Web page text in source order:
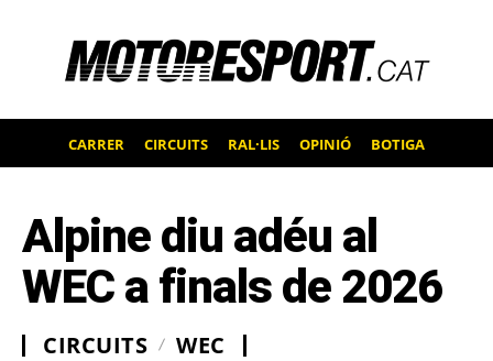
CARRER CIRCUITS RAL·LIS OPINIÓ BOTIGA
Alpine diu adéu al
WEC a finals de 2026
CIRCUITS WEC